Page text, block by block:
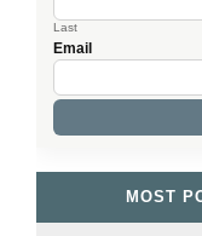
Last
Email
MOST